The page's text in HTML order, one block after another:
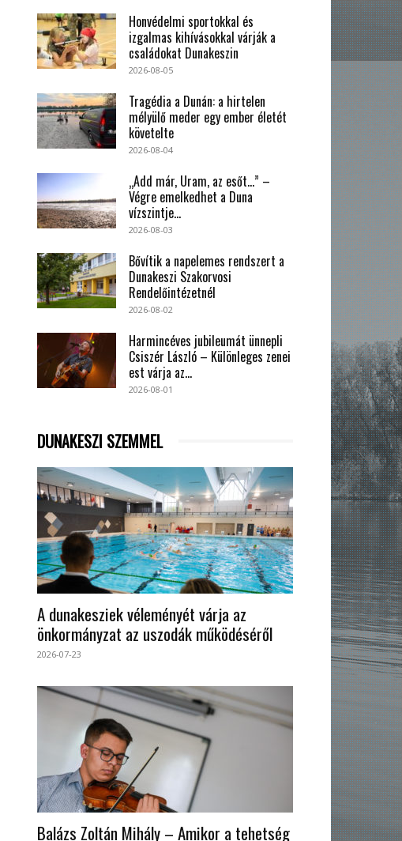
Honvédelmi sportokkal és
izgalmas kihívásokkal várják a
családokat Dunakeszin
2026-08-05
Tragédia a Dunán: a hirtelen
mélyülő meder egy ember életét
követelte
2026-08-04
„Add már, Uram, az esőt…” –
Végre emelkedhet a Duna
vízszintje...
2026-08-03
Bővítik a napelemes rendszert a
Dunakeszi Szakorvosi
Rendelőintézetnél
2026-08-02
Harmincéves jubileumát ünnepli
Csiszér László – Különleges zenei
est várja az...
2026-08-01
DUNAKESZI SZEMMEL
A dunakesziek véleményét várja az
önkormányzat az uszodák működéséről
2026-07-23
Balázs Zoltán Mihály – Amikor a tehetség